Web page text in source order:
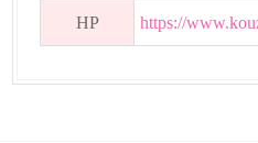
HP https://